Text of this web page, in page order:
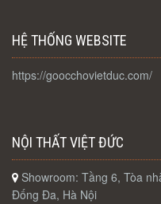
HỆ THỐNG WEBSITE
https://goocchovietduc.com/
NỘI THẤT VIỆT ĐỨC
Showroom: Tầng 6, Tòa
Đống Đa, Hà Nội